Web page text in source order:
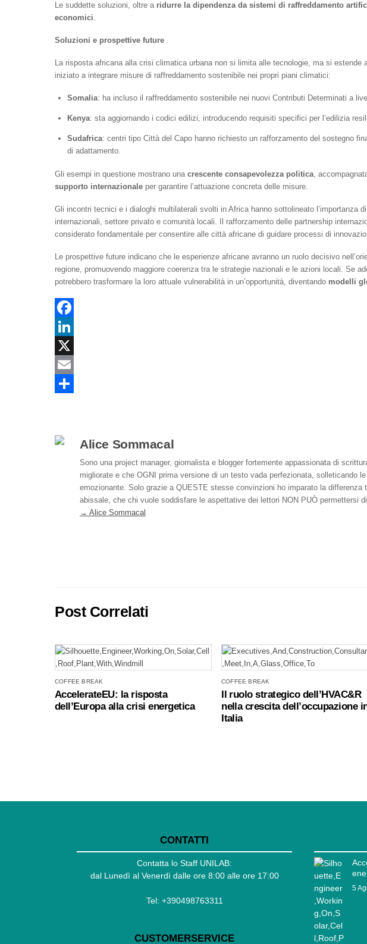
Le suddette soluzioni, oltre a ridurre la dipendenza da sistemi di raffreddamento
economici.
Soluzioni e prospettive future
La risposta africana alla crisi climatica urbana non si limita alle tecnologie, ma si estende
iniziato a integrare misure di raffreddamento sostenibile nei propri piani climatici:
Somalia: ha incluso il raffreddamento sostenibile nei nuovi Contributi Determinati a
Kenya: sta aggiornando i codici edilizi, introducendo requisiti specifici per l’edilizia
Sudafrica: centri tipo Città del Capo hanno richiesto un rafforzamento del sostegno
di adattamento.
Gli esempi in questione mostrano una crescente consapevolezza politica ,
supporto internazionale per garantire l’attuazione concreta delle misure.
Gli incontri tecnici e i dialoghi multilaterali svolti in Africa hanno sottolineato l’importanza di
internazionali, settore privato e comunità locali. Il rafforzamento delle partnership
considerato fondamentale per consentire alle città africane di guidare processi di
Le prospettive future indicano che le esperienze africane avranno un ruolo decisivo
regione, promuovendo maggiore coerenza tra le strategie nazionali e le azioni locali. Se
potrebbero trasformare la loro attuale vulnerabilità in un’opportunità, diventando modelli
F
c
o
d
X
E
in Alice Sommacal
Sono una project manager, giornalista e blogger fortemente appassionata di
migliorate e che OGNI prima versione di un testo vada perfezionata, solleticando
emozionante. Solo grazie a QUESTE stesse convinzioni ho imparato la differenza
abissale, che chi vuole soddisfare le aspettative dei lettori NON PUÒ permettersi
→ Alice Sommacal
Post Correlati
COFFEE BREAK
AccelerateEU: la risposta
dell’Europa alla crisi energetica
COFFEE BREAK
Il ruolo strategico dell’HVAC&R
nella crescita dell’occupazione
Italia
CONTATTI
Contatta lo Staff UNILAB:
dal Lunedì al Venerdì dalle ore 8:00 alle ore 17:00
Tel: +390498763311
CUSTOMERSERVICE
5